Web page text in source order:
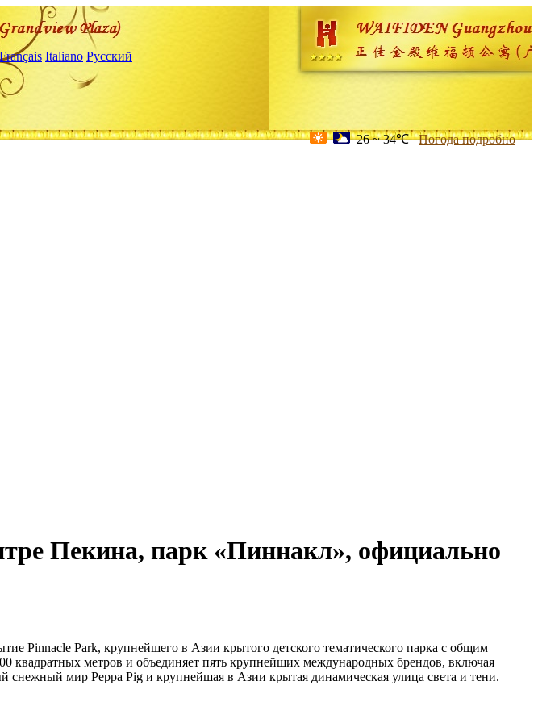
Français Italiano Русский
26 ~ 34℃ Погода подробно
Пекина, парк «Пиннакл», официально
Pinnacle Park, крупнейшего в Азии крытого детского тематического парка с общим
метров и объединяет пять крупнейших международных брендов, включая
мир Peppa Pig и крупнейшая в Азии крытая динамическая улица света и тени.